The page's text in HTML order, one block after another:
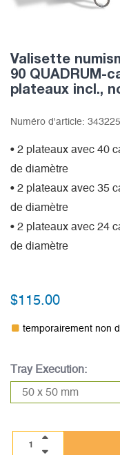
Valisette
90 QUADRUM-
plateaux incl.,
Numéro d'article: 343225
• 2 plateaux avec 40
de diamètre
• 2 plateaux avec 35
de diamètre
• 2 plateaux avec 24
de diamètre
$115.00
temporairement non
Tray Execution: